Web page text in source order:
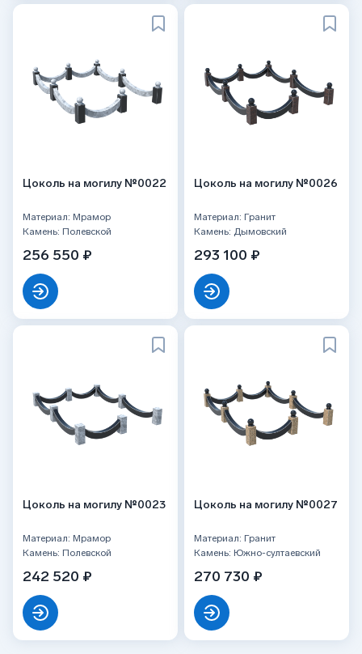
Цоколь на могилу №0022
Материал: Мрамор
Камень: Полевской
256 550 ₽
Цоколь на могилу №0026
Материал: Гранит
Камень: Дымовский
293 100 ₽
Цоколь на могилу №0023
Материал: Мрамор
Камень: Полевской
242 520 ₽
Цоколь на могилу №0027
Материал: Гранит
Камень: Южно-султаевский
270 730 ₽